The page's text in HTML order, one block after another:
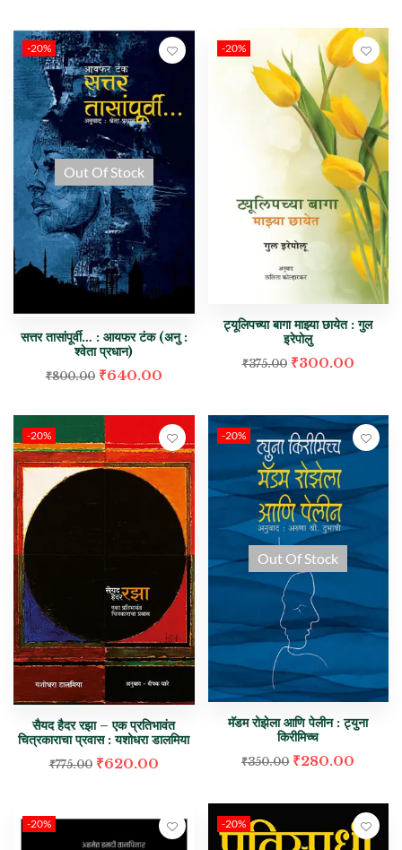
-20%
Out Of Stock
सत्तर तासांपूर्वी… : आयफर टंक (अनु :
श्वेता प्रधान)
₹800.00 ₹640.00
-20%
ट्यूलिपच्या बागा माझ्या छायेत : गुल
इरेपोलु
₹375.00 ₹300.00
-20%
सैयद हैदर रझा – एक प्रतिभावंत
चित्रकाराचा प्रवास : यशोधरा डालमिया
₹775.00 ₹620.00
-20%
Out Of Stock
मॅडम रोझेला आणि पेलीन : ट्युना
किरीमिच्च
₹350.00 ₹280.00
-20% -20%